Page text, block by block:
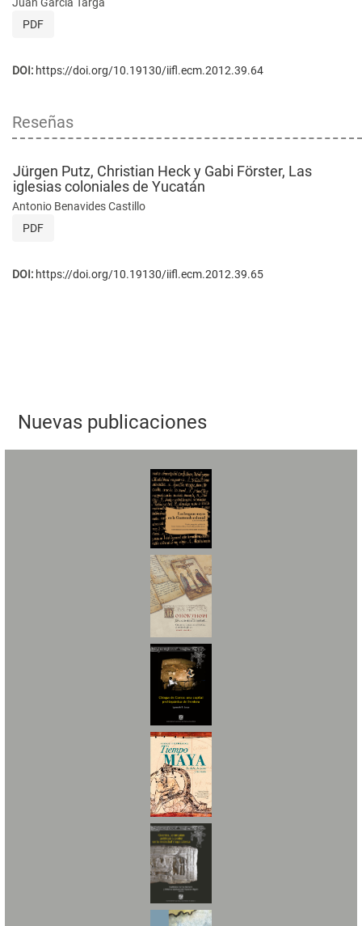
PDF
DOI: https://doi.org/10.19130/iifl.ecm.2012.39.64
Reseñas
Jürgen Putz, Christian Heck y Gabi Förster, Las
iglesias coloniales de Yucatán
Antonio Benavides Castillo
PDF
DOI: https://doi.org/10.19130/iifl.ecm.2012.39.65
Nuevas publicaciones